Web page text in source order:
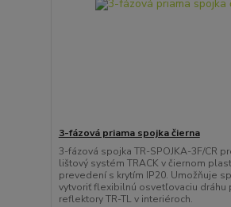
3-fázová priama spojka čierna
3-fázová spojka TR-SPOJKA-3F/CR
lištový systém TRACK v čiernom
prevedení s krytím IP20. Umožňuje
vytvoriť flexibilnú osvetľovaciu dráhu
reflektory TR-TL v interiéroch.